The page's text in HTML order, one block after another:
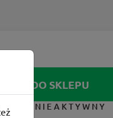
IDŹ DO SKLEPU
NIEAKTYWNY